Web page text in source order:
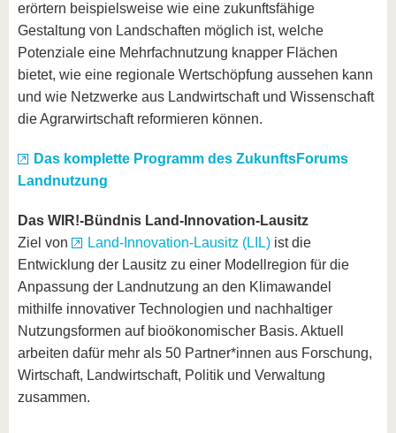
erörtern beispielsweise wie eine zukunftsfähige
Gestaltung von Landschaften möglich ist, welche
Potenziale eine Mehrfachnutzung knapper Flächen
bietet, wie eine regionale Wertschöpfung aussehen kann
und wie Netzwerke aus Landwirtschaft und Wissenschaft
die Agrarwirtschaft reformieren können.
Das komplette Programm des ZukunftsForums
Landnutzung
Das WIR!-Bündnis Land-Innovation-Lausitz
Ziel von
Land-Innovation-Lausitz (LIL) ist die
Entwicklung der Lausitz zu einer Modellregion für die
Anpassung der Landnutzung an den Klimawandel
mithilfe innovativer Technologien und nachhaltiger
Nutzungsformen auf bioökonomischer Basis. Aktuell
arbeiten dafür mehr als 50 Partner*innen aus Forschung,
Wirtschaft, Landwirtschaft, Politik und Verwaltung
zusammen.